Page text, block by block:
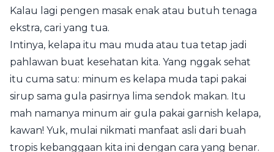
Kalau lagi pengen masak enak atau butuh tenaga
ekstra, cari yang tua.
Intinya, kelapa itu mau muda atau tua tetap jadi
pahlawan buat kesehatan kita. Yang nggak sehat
itu cuma satu: minum es kelapa muda tapi pakai
sirup sama gula pasirnya lima sendok makan. Itu
mah namanya minum air gula pakai garnish kelapa,
kawan! Yuk, mulai nikmati manfaat asli dari buah
tropis kebanggaan kita ini dengan cara yang benar.